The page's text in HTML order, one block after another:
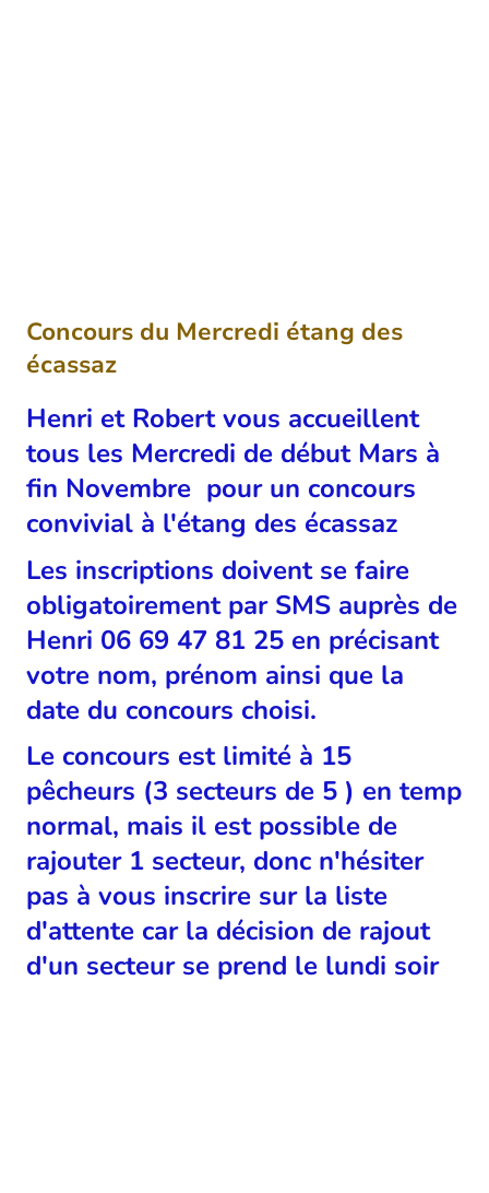
Concours du Mercredi étang des
écassaz
Henri et Robert vous accueillent
tous les Mercredi de début Mars à
fin Novembre pour un concours
convivial à l'étang des écassaz
Les inscriptions doivent se faire
obligatoirement par SMS auprès de
Henri 06 69 47 81 25 en précisant
votre nom, prénom ainsi que la
date du concours choisi.
Le concours est limité à 15
pêcheurs (3 secteurs de 5 ) en temp
normal, mais il est possible de
rajouter 1 secteur, donc n'hésiter
pas à vous inscrire sur la liste
d'attente car la décision de rajout
d'un secteur se prend le lundi soir